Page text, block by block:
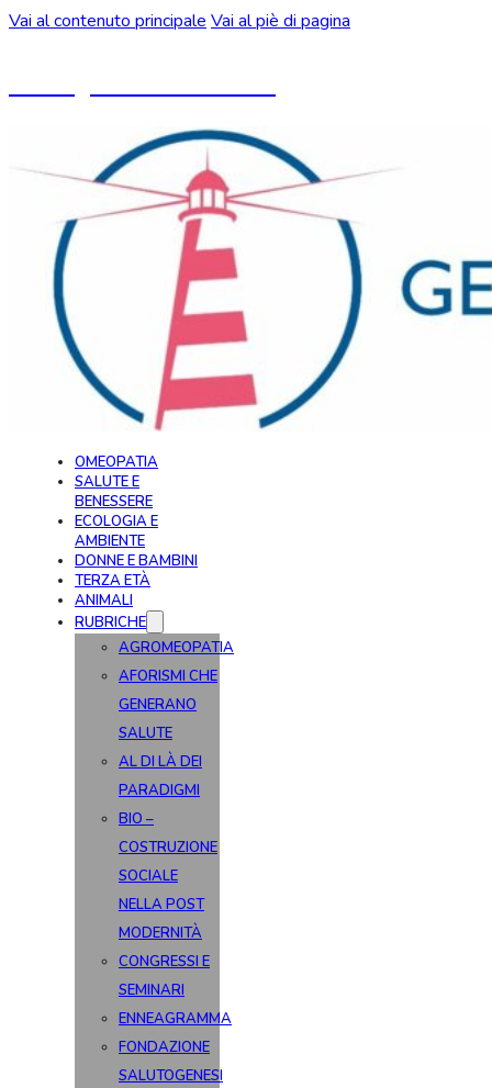
Vai al contenuto principale Vai al piè di pagina
OMEOPATIA
SALUTE E
BENESSERE
ECOLOGIA E
AMBIENTE
DONNE E BAMBINI
TERZA ETÀ
ANIMALI
RUBRICHE
AGROMEOPATIA
AFORISMI CHE
GENERANO
SALUTE
AL DI LÀ DEI
PARADIGMI
BIO –
COSTRUZIONE
SOCIALE
NELLA POST
MODERNITÀ
CONGRESSI E
SEMINARI
ENNEAGRAMMA
FONDAZIONE
SALUTOGENESI